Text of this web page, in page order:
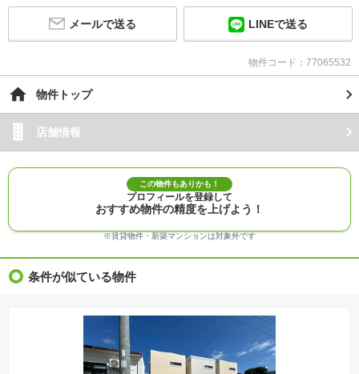
メールで送る LINEで送る
物件コード：77065532
物件トップ
店舗情報
この物件もありかも！
プロフィールを登録して
おすすめ物件の精度を上げよう！
※賃貸物件・新築マンションは対象外です
条件が似ている物件